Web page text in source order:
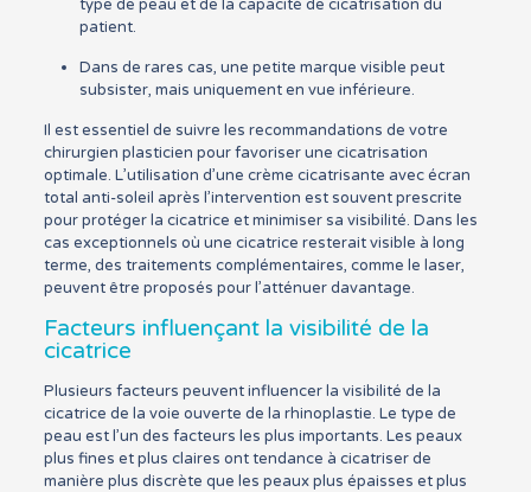
type de peau et de la capacité de cicatrisation du
patient.
Dans de rares cas, une petite marque visible peut
subsister, mais uniquement en vue inférieure.
Il est essentiel de suivre les recommandations de votre
chirurgien plasticien pour favoriser une cicatrisation
optimale. L’utilisation d’une crème cicatrisante avec écran
total anti-soleil après l’intervention est souvent prescrite
pour protéger la cicatrice et minimiser sa visibilité. Dans les
cas exceptionnels où une cicatrice resterait visible à long
terme, des traitements complémentaires, comme le laser,
peuvent être proposés pour l’atténuer davantage.
Facteurs influençant la visibilité de la
cicatrice
Plusieurs facteurs peuvent influencer la visibilité de la
cicatrice de la voie ouverte de la rhinoplastie. Le type de
peau est l’un des facteurs les plus importants. Les peaux
plus fines et plus claires ont tendance à cicatriser de
manière plus discrète que les peaux plus épaisses et plus